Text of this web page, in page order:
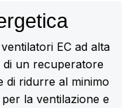
EC ad alta
di un recuperatore
di ridurre al minimo
la ventilazione e